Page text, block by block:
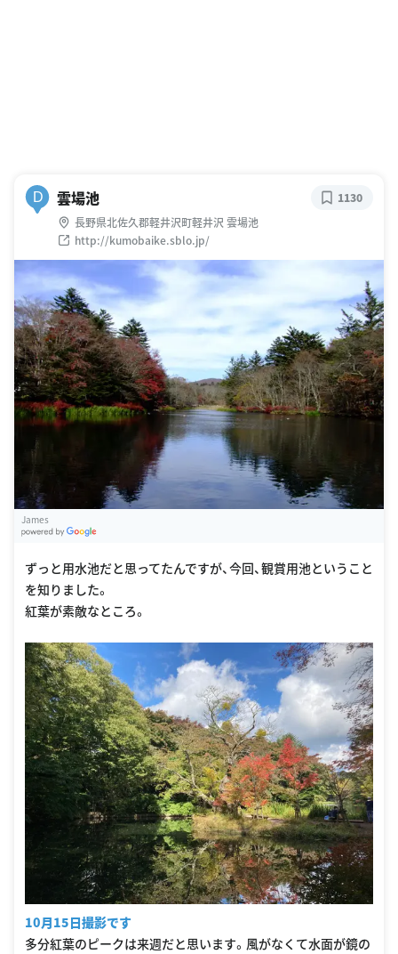
D 雲場池
長野県北佐久郡軽井沢町軽井沢 雲場池
http://kumobaike.sblo.jp/
1130
James
ずっと用水池だと思ってたんですが、今回、観賞用池ということ
を知りました。
紅葉が素敵なところ。
10月15日撮影です
多分紅葉のピークは来週だと思います。風がなくて水面が鏡の